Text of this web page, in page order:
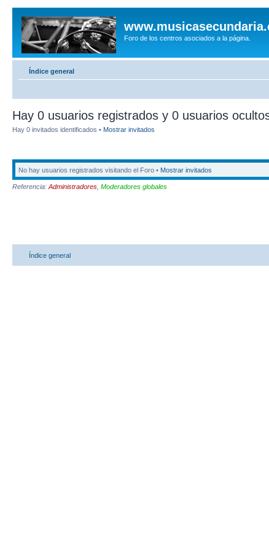
Foro de los centros asociados a la página.
Índice general
Hay 0 usuarios registrados y 0 usuarios
Hay 0 invitados identificados • Mostrar invitados
No hay usuarios registrados visitando el Foro • Mostrar invitados
Referencia: Administradores Moderadores globales
Índice general